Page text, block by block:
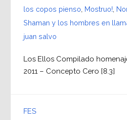
los copos pienso Mostruo!
Shaman y los hombres en
juan salvo
Los Ellos Compilado
2011 – Concepto Cero [8.3]
FES